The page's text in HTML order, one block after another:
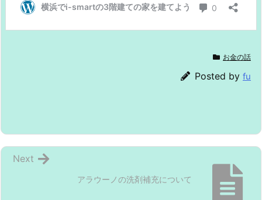
お金の話
Posted by fu
アラウーノの洗剤補充について
Next